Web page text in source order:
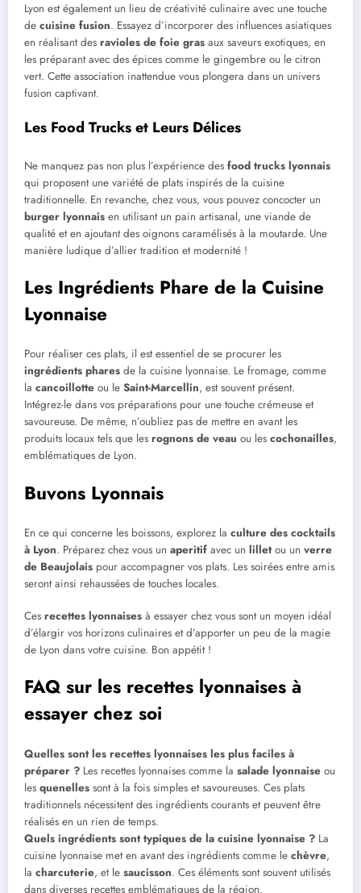
Lyon est également un lieu de créativité culinaire avec une touche
de cuisine fusion. Essayez d’incorporer des influences asiatiques
en réalisant des ravioles de foie gras aux saveurs exotiques, en
les préparant avec des épices comme le gingembre ou le citron
vert. Cette association inattendue vous plongera dans un univers
fusion captivant.
Les Food Trucks et Leurs Délices
Ne manquez pas non plus l’expérience des food trucks lyonnais
qui proposent une variété de plats inspirés de la cuisine
traditionnelle. En revanche, chez vous, vous pouvez concocter un
burger lyonnais en utilisant un pain artisanal, une viande de
qualité et en ajoutant des oignons caramélisés à la moutarde. Une
manière ludique d’allier tradition et modernité !
Les Ingrédients Phare de la Cuisine
Lyonnaise
Pour réaliser ces plats, il est essentiel de se procurer les
ingrédients phares de la cuisine lyonnaise. Le fromage, comme
la cancoillotte ou le Saint-Marcellin, est souvent présent.
Intégrez-le dans vos préparations pour une touche crémeuse et
savoureuse. De même, n’oubliez pas de mettre en avant les
produits locaux tels que les rognons de veau ou les cochonailles,
emblématiques de Lyon.
Buvons Lyonnais
En ce qui concerne les boissons, explorez la culture des cocktails
à Lyon. Préparez chez vous un aperitif avec un lilletou un verre
de Beaujolais pour accompagner vos plats. Les soirées entre amis
seront ainsi rehaussées de touches locales.
Ces recettes lyonnaises à essayer chez vous sont un moyen idéal
d’élargir vos horizons culinaires et d’apporter un peu de la magie
de Lyon dans votre cuisine. Bon appétit !
FAQ sur les recettes lyonnaises à
essayer chez soi
Quelles sont les recettes lyonnaises les plus faciles à
préparer ? Les recettes lyonnaises comme la salade lyonnaise ou
les quenelles sont à la fois simples et savoureuses. Ces plats
traditionnels nécessitent des ingrédients courants et peuvent être
réalisés en un rien de temps.
Quels ingrédients sont typiques de la cuisine lyonnaise ? La
cuisine lyonnaise met en avant des ingrédients comme le chèvre,
la charcuterie, et le saucisson. Ces éléments sont souvent utilisés
dans diverses recettes emblématiques de la région.